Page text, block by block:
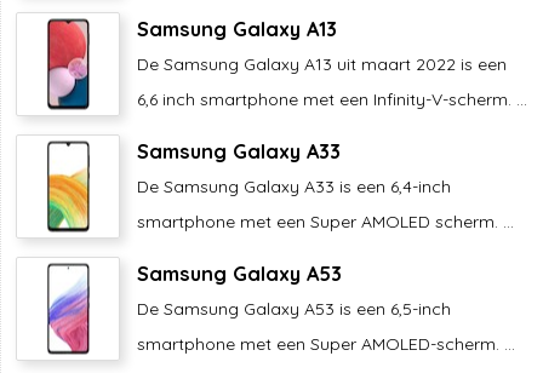
Samsung Galaxy A13
De Samsung Galaxy A13 uit maart 2022 is een
6,6 inch smartphone met een Infinity-V-scherm. ...
Samsung Galaxy A33
De Samsung Galaxy A33 is een 6,4-inch
smartphone met een Super AMOLED scherm. ...
Samsung Galaxy A53
De Samsung Galaxy A53 is een 6,5-inch
smartphone met een Super AMOLED-scherm. ...